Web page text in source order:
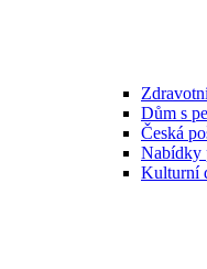
Dům s
Česká
Nabídky
Kulturní